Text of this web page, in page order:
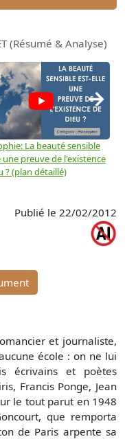
(Résumé & Analyse)
La beauté sensible
une preuve de l'existence
? (plan détaillé)
→
Publié le 22/02/2012
et journaliste,
école : on ne lui
écrivains et poètes
Francis Ponge, Jean
le tout parut en 1948
que remporta
de Paris arpente sa